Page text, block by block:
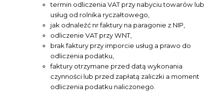
termin odliczenia VAT przy nabyciu towarów lub
usług od rolnika ryczałtowego,
jak odnaleźć nr faktury na paragonie z NIP,
odliczenie VAT przy WNT,
brak faktury przy imporcie usług a prawo do
odliczenia podatku,
faktury otrzymane przed datą wykonania
czynności lub przed zapłatą zaliczki a moment
odliczenia podatku naliczonego.